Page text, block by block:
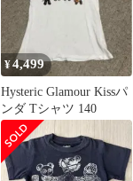
¥4,499
Hysteric Glamour Kissパ
ンダ Tシャツ 140